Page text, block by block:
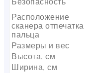
Безопасность
Расположение
сканера отпечатка
пальца
Размеры и вес
Высота, см
Ширина, см